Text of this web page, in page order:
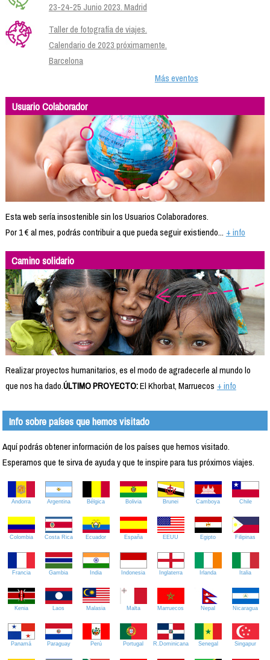
23-24-25 Junio 2023. Madrid
Taller de fotografía de viajes.
Calendario de 2023 próximamente.
Barcelona
Más eventos
Usuario Colaborador
Esta web sería insostenible sin los Usuarios Colaboradores.
Por 1 € al mes, podrás contribuir a que pueda seguir existiendo... + info
Camino solidario
Realizar proyectos humanitarios, es el modo de agradecerle al mundo lo
que nos ha dado.ÚLTIMO PROYECTO:El Khorbat, Marruecos + info
Info sobre países que hemos visitado
Aquí podrás obtener información de los países que hemos visitado.
Esperamos que te sirva de ayuda y que te inspire para tus próximos viajes.
Andorra Argentina Bélgica Bolivia Brunei Camboya Chile
Colombia Costa Rica Ecuador España EEUU Egipto Filipinas
Francia Gambia India Indonesia Inglaterra Irlanda Italia
Kenia Laos Malasia Malta Marruecos Nepal Nicaragua
Panamá Paraguay Perú Portugal R.Dominicana Senegal Singapur